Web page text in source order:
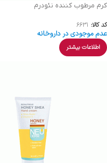
کرم مرطوب کننده نئودرم
کد کالا: 6631
عدم موجودی در داروخانه
اطلاعات بیشتر